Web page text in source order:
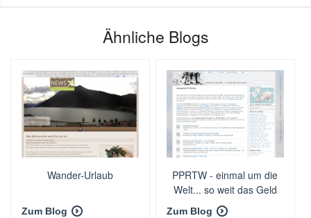
Ähnliche Blogs
Wander-Urlaub
Zum Blog
PPRTW - einmal um die
Welt... so weit das Geld
reicht
Zum Blog